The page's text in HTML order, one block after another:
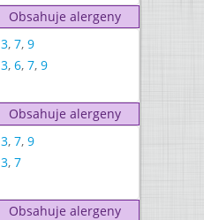
Obsahuje alergeny
3, 7, 9
3, 6, 7, 9
Obsahuje alergeny
3, 7, 9
3, 7
Obsahuje alergeny